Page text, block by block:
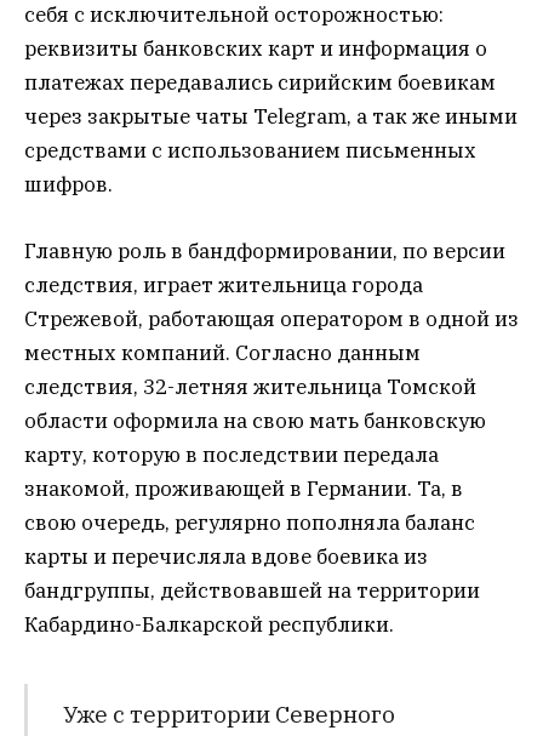
себя с исключительной осторожностью:
реквизиты банковских карт и информация о
платежах передавались сирийским боевикам
через закрытые чаты Telegram, а так же иными
средствами с использованием письменных
шифров.
Главную роль в бандформировании, по версии
следствия, играет жительница города
Стрежевой, работающая оператором в одной из
местных компаний. Согласно данным
следствия, 32-летняя жительница Томской
области оформила на свою мать банковскую
карту, которую в последствии передала
знакомой, проживающей в Германии. Та, в
свою очередь, регулярно пополняла баланс
карты и перечисляла вдове боевика из
бандгруппы, действовавшей на территории
Кабардино-Балкарской республики.
Уже с территории Северного